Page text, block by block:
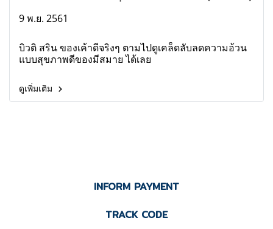
9 พ.ย. 2561
บิวติ สริน ของเค้าดีจริงๆ ตามไปดูเคล็ดลับลดความอ้วน
แบบสุขภาพดีของมีสมาย ได้เลย
ดูเพิ่มเติม
INFORM PAYMENT
TRACK CODE